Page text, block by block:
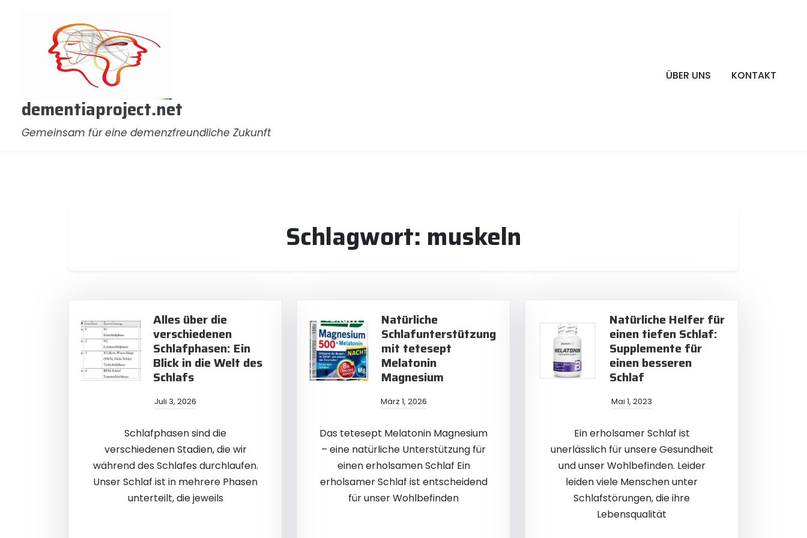
dementiaproject.net
Gemeinsam für eine demenzfreundliche Zukunft
ÜBER UNS KONTAKT
Schlagwort: muskeln
Alles über die
verschiedenen
Schlafphasen: Ein
Blick in die Welt des
Schlafs
Juli 3, 2026
Schlafphasen sind die
verschiedenen Stadien, die wir
während des Schlafes durchlaufen.
Unser Schlaf ist in mehrere Phasen
unterteilt, die jeweils
Natürliche
Schlafunterstützung
mit tetesept
Melatonin
Magnesium
März 1, 2026
Das tetesept Melatonin Magnesium
– eine natürliche Unterstützung für
einen erholsamen Schlaf Ein
erholsamer Schlaf ist entscheidend
für unser Wohlbefinden
Natürliche Helfer für
einen tiefen Schlaf:
Supplemente für
einen besseren
Schlaf
Mai 1, 2023
Ein erholsamer Schlaf ist
unerlässlich für unsere Gesundheit
und unser Wohlbefinden. Leider
leiden viele Menschen unter
Schlafstörungen, die ihre
Lebensqualität